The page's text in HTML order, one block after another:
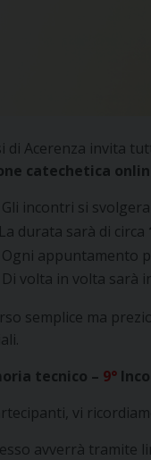
di Acerenza invita
catechetica
Gli incontri si
La durata sarà di circa
Ogni appuntamento
Di volta in volta sarà
semplice ma
tecnico – 9°
vi
avverrà tramite